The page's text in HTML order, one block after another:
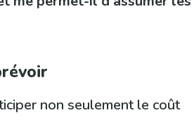
non seulement le coût